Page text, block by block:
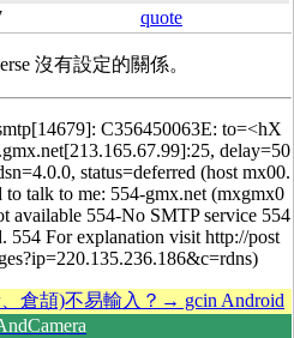
quote
沒有設定的關係。
C356450063E: to=<hX
delay=50
status=deferred (host mx00.
talk to me: 554-gmx.net (mxgmx0
available 554-No SMTP service 554
554 For explanation visit http://post
倉頡)不易輸入？→ gcin Android